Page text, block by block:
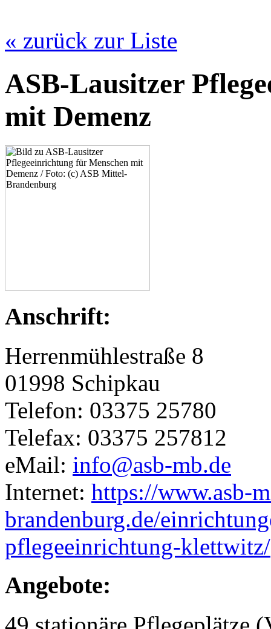
« zurück zur Liste
ASB-Lausitzer
mit Demenz
Anschrift:
Herrenmühlestraße 8
01998 Schipkau
Telefon: 03375 25780
Telefax: 03375 257812
eMail: info@asb-mb.de
Internet: https://www.asb-
brandenburg.de/
pflegeeinrichtung-klettwitz/
Angebote: